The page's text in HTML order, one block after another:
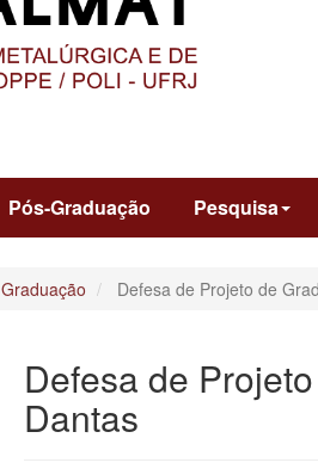
Pós-Graduação Pesquisa
Graduação Defesa de Projeto de
Defesa de
Dantas